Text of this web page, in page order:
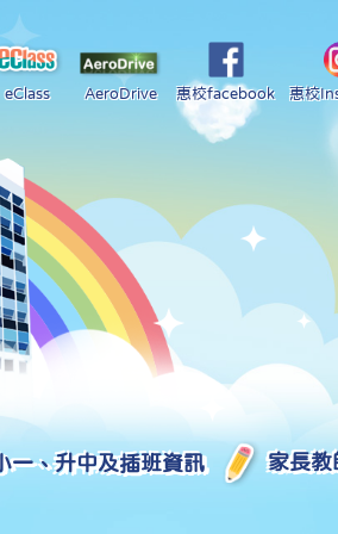
eClass AeroDrive 惠校facebook 惠校
一、升中及插班資訊 家長教